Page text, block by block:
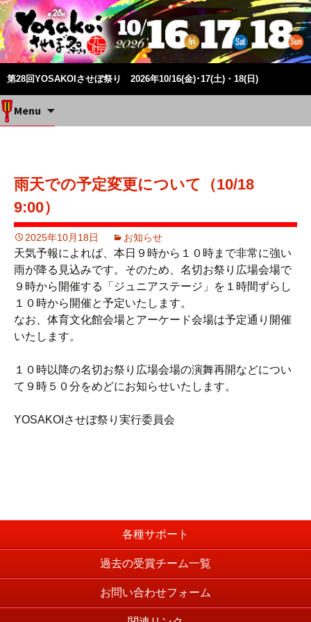
第28回YOSAKOIさせぼ祭り 2026年10/16(金)･17(土)・18(日)
Menu
雨天での予定変更について（10/18
9:00）
2025年10月18日 お知らせ
天気予報によれば、本日９時から１０時まで非常に強い
雨が降る見込みです。そのため、名切お祭り広場会場で
９時から開催する「ジュニアステージ」を１時間ずらし
１０時から開催と予定いたします。
なお、体育文化館会場とアーケード会場は予定通り開催
いたします。
１０時以降の名切お祭り広場会場の演舞再開などについ
て９時５０分をめどにお知らせいたします。
YOSAKOIさせぼ祭り実行委員会
各種サポート
過去の受賞チーム一覧
お問い合わせフォーム